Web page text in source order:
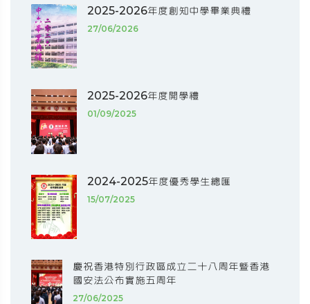
2025-2026年度創知中學畢業典禮
27/06/2026
2025-2026年度開學禮
01/09/2025
2024-2025年度優秀學生總匯
15/07/2025
慶祝香港特別行政區成立二十八周年暨香港
國安法公布實施五周年
27/06/2025